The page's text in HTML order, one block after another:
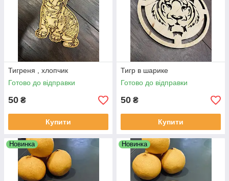
Тигреня , хлопчик
Готово до відправки
50 ₴
Купити
Тигр в шарике
Готово до відправки
50 ₴
Купити
Новинка Новинка